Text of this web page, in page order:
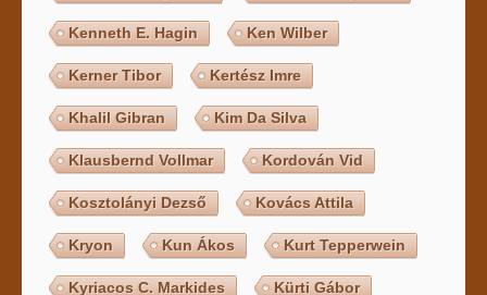
Kenneth E. Hagin Ken Wilber
Kerner Tibor Kertész Imre
Khalil Gibran Kim Da Silva
Klausbernd Vollmar Kordován Vid
Kosztolányi Dezső Kovács Attila
Kryon Kun Ákos Kurt Tepperwein
Kyriacos C. Markides Kürti Gábor